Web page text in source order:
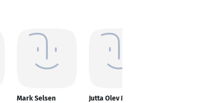
Mark Selsen Jutta Olev MA